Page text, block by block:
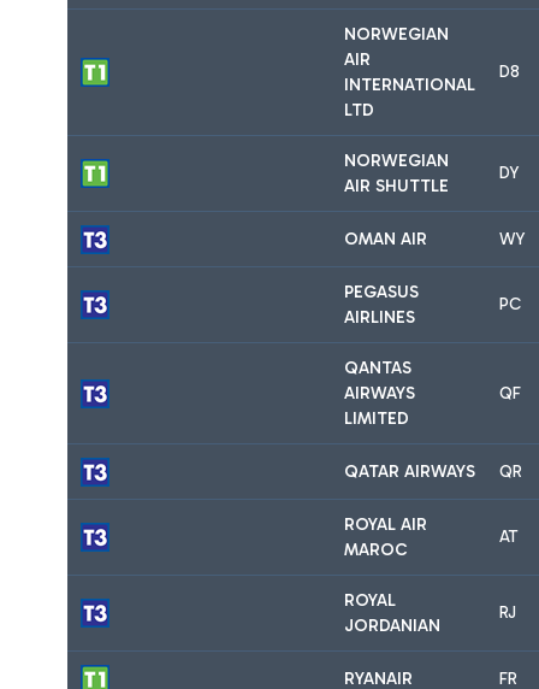
NORWEGIAN
AIR
INTERNATIONAL
LTD
D8
NORWEGIAN
AIR SHUTTLE
DY
OMAN AIR WY
PEGASUS
AIRLINES
PC
QANTAS
AIRWAYS
LIMITED
QF
QATAR AIRWAYS QR
ROYAL AIR
MAROC
AT
ROYAL
JORDANIAN
RJ
RYANAIR FR